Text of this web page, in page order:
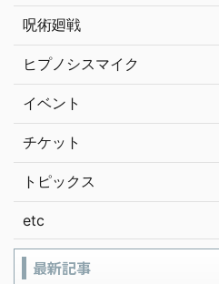
呪術廻戦
ヒプノシスマイク
イベント
チケット
トピックス
etc
最新記事